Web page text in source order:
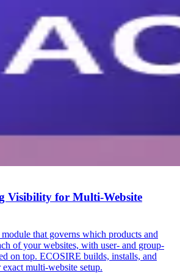
Visibility for Multi-Website
that governs which products and
of your websites, with user- and group-
on top. ECOSIRE builds, installs, and
multi-website setup.